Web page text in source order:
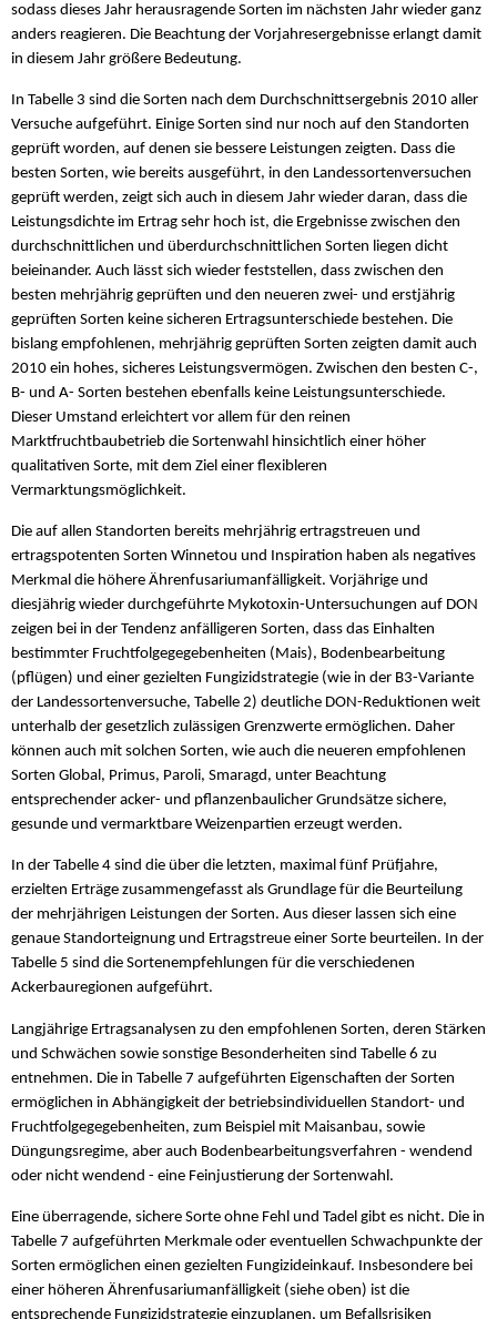
sodass dieses Jahr herausragende Sorten im nächsten Jahr wieder ganz
anders reagieren. Die Beachtung der Vorjahresergebnisse erlangt damit
in diesem Jahr größere Bedeutung.
In Tabelle 3 sind die Sorten nach dem Durchschnittsergebnis 2010 aller
Versuche aufgeführt. Einige Sorten sind nur noch auf den Standorten
geprüft worden, auf denen sie bessere Leistungen zeigten. Dass die
besten Sorten, wie bereits ausgeführt, in den Landessortenversuchen
geprüft werden, zeigt sich auch in diesem Jahr wieder daran, dass die
Leistungsdichte im Ertrag sehr hoch ist, die Ergebnisse zwischen den
durchschnittlichen und überdurchschnittlichen Sorten liegen dicht
beieinander. Auch lässt sich wieder feststellen, dass zwischen den
besten mehrjährig geprüften und den neueren zwei- und erstjährig
geprüften Sorten keine sicheren Ertragsunterschiede bestehen. Die
bislang empfohlenen, mehrjährig geprüften Sorten zeigten damit auch
2010 ein hohes, sicheres Leistungsvermögen. Zwischen den besten C-,
B- und A- Sorten bestehen ebenfalls keine Leistungsunterschiede.
Dieser Umstand erleichtert vor allem für den reinen
Marktfruchtbaubetrieb die Sortenwahl hinsichtlich einer höher
qualitativen Sorte, mit dem Ziel einer flexibleren
Vermarktungsmöglichkeit.
Die auf allen Standorten bereits mehrjährig ertragstreuen und
ertragspotenten Sorten Winnetou und Inspiration haben als negatives
Merkmal die höhere Ährenfusariumanfälligkeit. Vorjährige und
diesjährig wieder durchgeführte Mykotoxin-Untersuchungen auf DON
zeigen bei in der Tendenz anfälligeren Sorten, dass das Einhalten
bestimmter Fruchtfolgegegebenheiten (Mais), Bodenbearbeitung
(pflügen) und einer gezielten Fungizidstrategie (wie in der B3-Variante
der Landessortenversuche, Tabelle 2) deutliche DON-Reduktionen weit
unterhalb der gesetzlich zulässigen Grenzwerte ermöglichen. Daher
können auch mit solchen Sorten, wie auch die neueren empfohlenen
Sorten Global, Primus, Paroli, Smaragd, unter Beachtung
entsprechender acker- und pflanzenbaulicher Grundsätze sichere,
gesunde und vermarktbare Weizenpartien erzeugt werden.
In der Tabelle 4 sind die über die letzten, maximal fünf Prüfjahre,
erzielten Erträge zusammengefasst als Grundlage für die Beurteilung
der mehrjährigen Leistungen der Sorten. Aus dieser lassen sich eine
genaue Standorteignung und Ertragstreue einer Sorte beurteilen. In der
Tabelle 5 sind die Sortenempfehlungen für die verschiedenen
Ackerbauregionen aufgeführt.
Langjährige Ertragsanalysen zu den empfohlenen Sorten, deren Stärken
und Schwächen sowie sonstige Besonderheiten sind Tabelle 6 zu
entnehmen. Die in Tabelle 7 aufgeführten Eigenschaften der Sorten
ermöglichen in Abhängigkeit der betriebsindividuellen Standort- und
Fruchtfolgegegebenheiten, zum Beispiel mit Maisanbau, sowie
Düngungsregime, aber auch Bodenbearbeitungsverfahren - wendend
oder nicht wendend - eine Feinjustierung der Sortenwahl.
Eine überragende, sichere Sorte ohne Fehl und Tadel gibt es nicht. Die in
Tabelle 7 aufgeführten Merkmale oder eventuellen Schwachpunkte der
Sorten ermöglichen einen gezielten Fungizideinkauf. Insbesondere bei
einer höheren Ährenfusariumanfälligkeit (siehe oben) ist die
entsprechende Fungizidstrategie einzuplanen, um Befallsrisiken